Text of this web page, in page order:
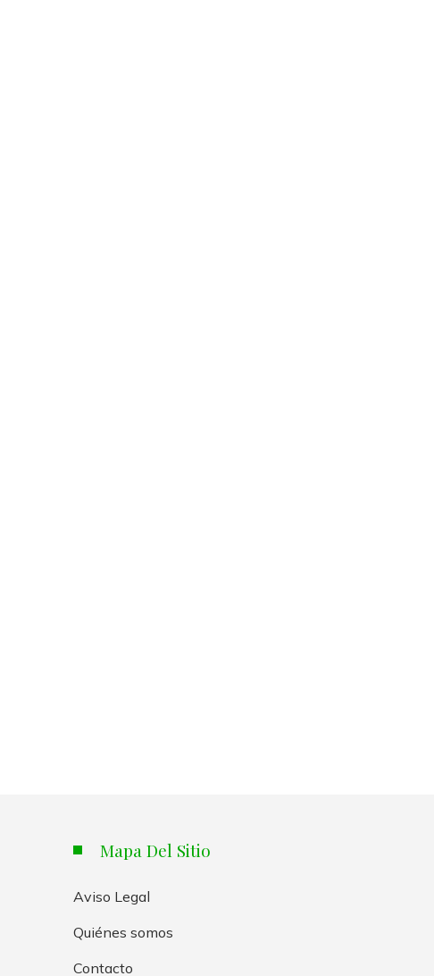
Mapa Del Sitio
Aviso Legal
Quiénes somos
Contacto